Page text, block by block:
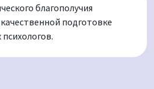
благополучия
подготовке